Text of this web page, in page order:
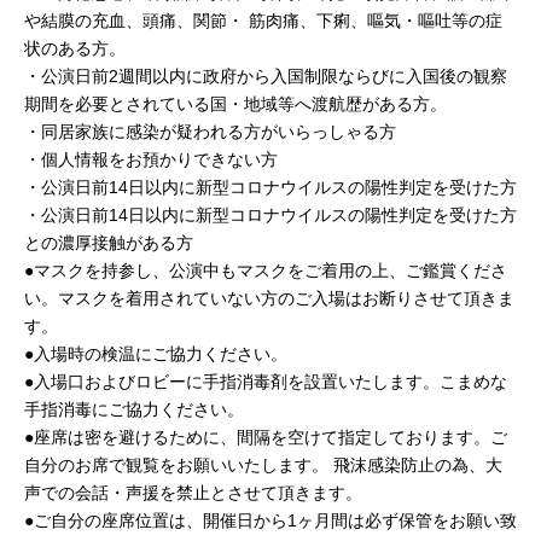
や結膜の充血、頭痛、関節・ 筋肉痛、下痢、嘔気・嘔吐等の症
状のある方。
・公演日前2週間以内に政府から入国制限ならびに入国後の観察
期間を必要とされている国・地域等へ渡航歴がある方。
・同居家族に感染が疑われる方がいらっしゃる方
・個人情報をお預かりできない方
・公演日前14日以内に新型コロナウイルスの陽性判定を受けた方
・公演日前14日以内に新型コロナウイルスの陽性判定を受けた方
との濃厚接触がある方
●マスクを持参し、公演中もマスクをご着用の上、ご鑑賞くださ
い。マスクを着用されていない方のご入場はお断りさせて頂きま
す。
●入場時の検温にご協力ください。
●入場口およびロビーに手指消毒剤を設置いたします。こまめな
手指消毒にご協力ください。
●座席は密を避けるために、間隔を空けて指定しております。ご
自分のお席で観覧をお願いいたします。 飛沫感染防止の為、大
声での会話・声援を禁止とさせて頂きます。
●ご自分の座席位置は、開催日から1ヶ月間は必ず保管をお願い致